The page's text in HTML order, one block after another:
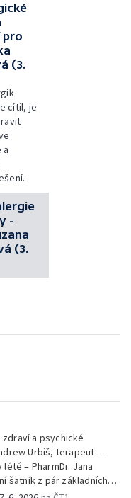
pro
(3.
cítil, je
a
-
(3.
a psychické
Urbiš, terapeut —
– PharmDr. Jana
šatník z pár základních
stylista —